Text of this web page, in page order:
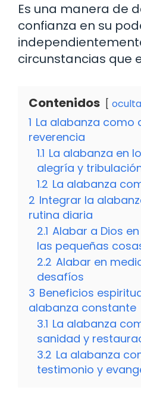
Es una manera de
confianza en su
circunstancias que
Contenidos
1 La alabanza
reverencia
1.1 La alabanza en
alegría y
1.2 La alabanza
2 Integrar la
rutina diaria
2.1 Alabar a Dios
las pequeñas
2.2 Alabar en
desafíos
3 Beneficios
alabanza constante
3.1 La alabanza
sanidad y
3.2 La alabanza
testimonio y